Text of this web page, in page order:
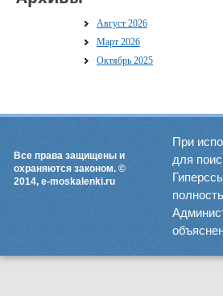
Август 2026
Март 2026
Октябрь 2025
Все права защищены и
охраняются законом. ©
2014, e-moskalenki.ru
При
для